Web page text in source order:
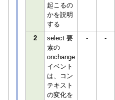
起こるの
かを説明
する
2
select 要
素の
onchange
イベント
は、コン
テキスト
の変化を
- -